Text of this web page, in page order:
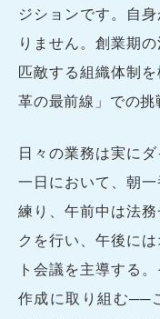
ジションです。自
りません。創業期
匹敵する組織体制
革の最前線」での挑
日々の業務は実に
一日において、朝
練り、午前中は法
クを行い、午後に
ト会議を主導する
作成に取り組む──